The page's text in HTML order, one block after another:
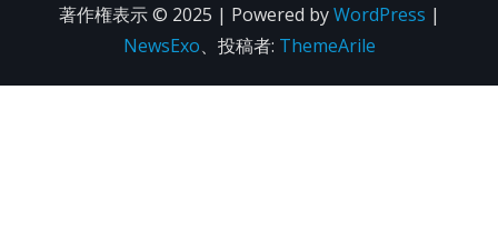
著作権表示 © 2025 | Powered byWordPress |
NewsExo、投稿者: ThemeArile